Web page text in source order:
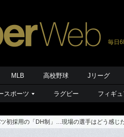
毎日
MLB 高校野球 Jリーグ
スポーツ ラグビー フィギュ
初採用の「DH制」…現場の選手はどう感じ